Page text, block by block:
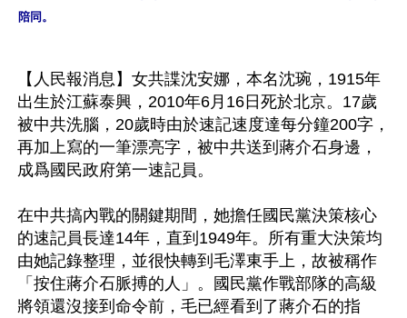
陪同。
【人民報消息】女共諜沈安娜，本名沈琬，1915年
出生於江蘇泰興，2010年6月16日死於北京。17歲
被中共洗腦，20歲時由於速記速度達每分鐘200字，
再加上寫的一筆漂亮字，被中共送到蔣介石身邊，
成爲國民政府第一速記員。
在中共搞內戰的關鍵期間，她擔任國民黨決策核心
的速記員長達14年，直到1949年。所有重大決策均
由她記錄整理，並很快轉到毛澤東手上，故被稱作
「按住蔣介石脈搏的人」。國民黨作戰部隊的高級
將領還沒接到命令前，毛已經看到了蔣介石的指